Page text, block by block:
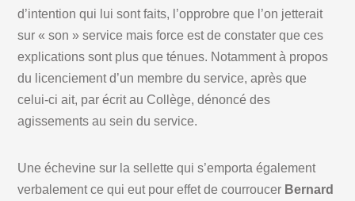
d’intention qui lui sont faits, l’opprobre que l’on jetterait
sur « son » service mais force est de constater que ces
explications sont plus que ténues. Notamment à propos
du licenciement d’un membre du service, après que
celui-ci ait, par écrit au Collège, dénoncé des
agissements au sein du service.
Une échevine sur la sellette qui s’emporta également
verbalement ce qui eut pour effet de courroucer Bernard